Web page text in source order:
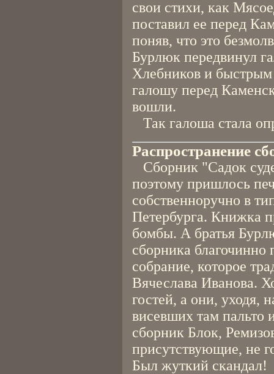
свои стихи, как
поставил ее перед
поняв, что это
Бурлюк передвинул
Хлебников и
галошу перед
вошли.
Так галоша стала
Распространение
Сборник "Садок
поэтому пришлось
собственноручно в
Петербурга. Книжка
бомбы. А братья
сборника благочинно
собрание, которое
Вячеслава Иванова.
гостей, а они, уходя,
висевших там пальто
сборник Блок,
присутствующие, не
Был жуткий скандал!